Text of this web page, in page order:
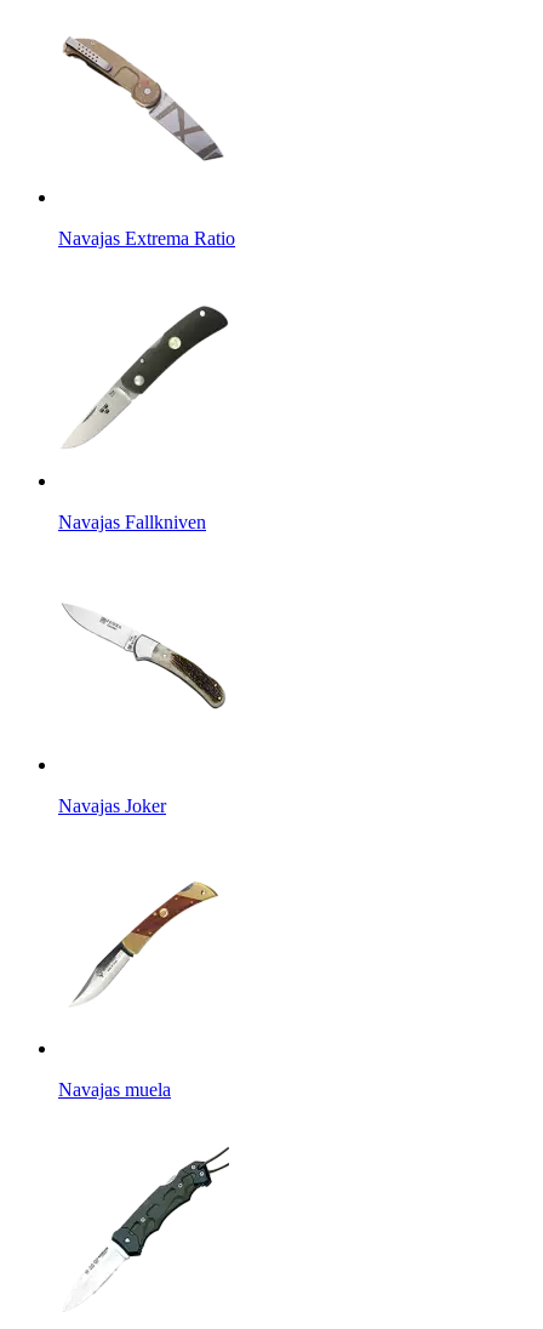
Navajas Extrema Ratio
Navajas Fallkniven
Navajas Joker
Navajas muela